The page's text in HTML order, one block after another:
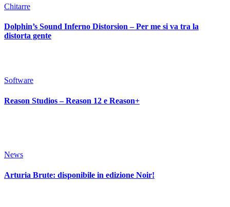
Chitarre
Dolphin’s Sound Inferno Distorsion – Per me si va tra la
distorta gente
Software
Reason Studios – Reason 12 e Reason+
News
Arturia Brute: disponibile in edizione Noir!